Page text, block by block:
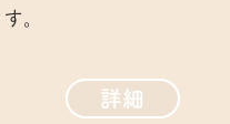
。
詳細